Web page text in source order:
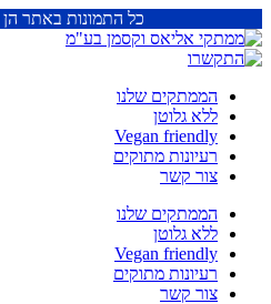
כל התמונות באתר
הממתקים שלנו
ללא גלוטן
Vegan friendly
רעיונות מתוקים
צור קשר
הממתקים שלנו
ללא גלוטן
Vegan friendly
רעיונות מתוקים
צור קשר